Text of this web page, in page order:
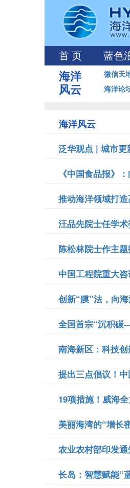
首 页 蓝色
海洋
风云
微信天
海洋论
海洋风云
泛华观点 | 城市更
《中国食品报》
推动海洋领域打
汪品先院士任学
陈松林院士作主
中国工程院重大
创新“膜”法，向
全国首宗“沉积碳
南海新区：科技
提出三点倡议！
​19项措施！威海
美丽海湾的“增
农业农村部印发
长岛：智慧赋能“